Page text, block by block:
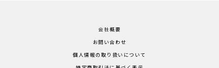
会社概要
お問い合わせ
個人情報の取り扱いについて